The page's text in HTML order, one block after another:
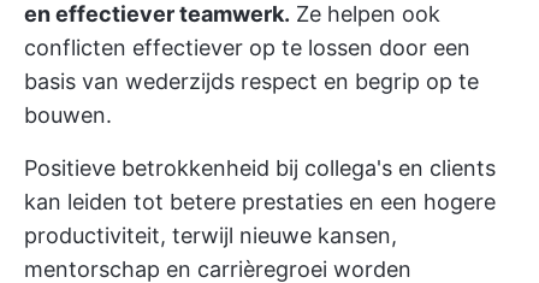
en effectiever teamwerk. Ze helpen ook
conflicten effectiever op te lossen door een
basis van wederzijds respect en begrip op te
bouwen.
Positieve betrokkenheid bij collega's en clients
kan leiden tot betere prestaties en een hogere
productiviteit, terwijl nieuwe kansen,
mentorschap en carrièregroei worden